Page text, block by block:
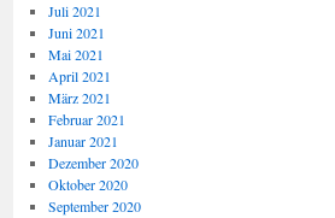
Juli 2021
Juni 2021
Mai 2021
April 2021
März 2021
Februar 2021
Januar 2021
Dezember 2020
Oktober 2020
September 2020